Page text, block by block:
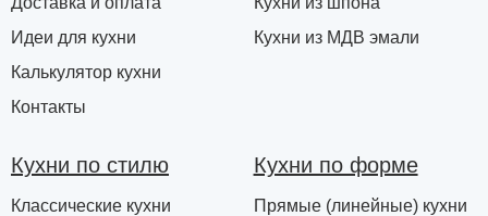
Идеи для кухни
Калькулятор кухни
Контакты
Кухни из МДВ эмали
Кухни по стилю
Классические кухни
Кухни по форме
Прямые (линейные) кухни